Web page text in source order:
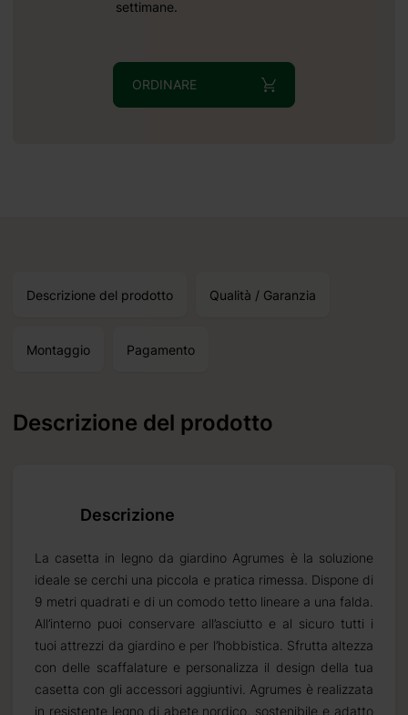
settimane.
ORDINARE
Descrizione del prodotto Qualità / Garanzia
Montaggio Pagamento
Descrizione del prodotto
Descrizione
La casetta in legno da giardino Agrumes è la soluzione
ideale se cerchi una piccola e pratica rimessa. Dispone di
9 metri quadrati e di un comodo tetto lineare a una falda.
All’interno puoi conservare all’asciutto e al sicuro tutti i
tuoi attrezzi da giardino e per l’hobbistica. Sfrutta altezza
con delle scaffalature e personalizza il design della tua
casetta con gli accessori aggiuntivi. Agrumes è realizzata
in resistente legno di abete nordico, sostenibile e adatto